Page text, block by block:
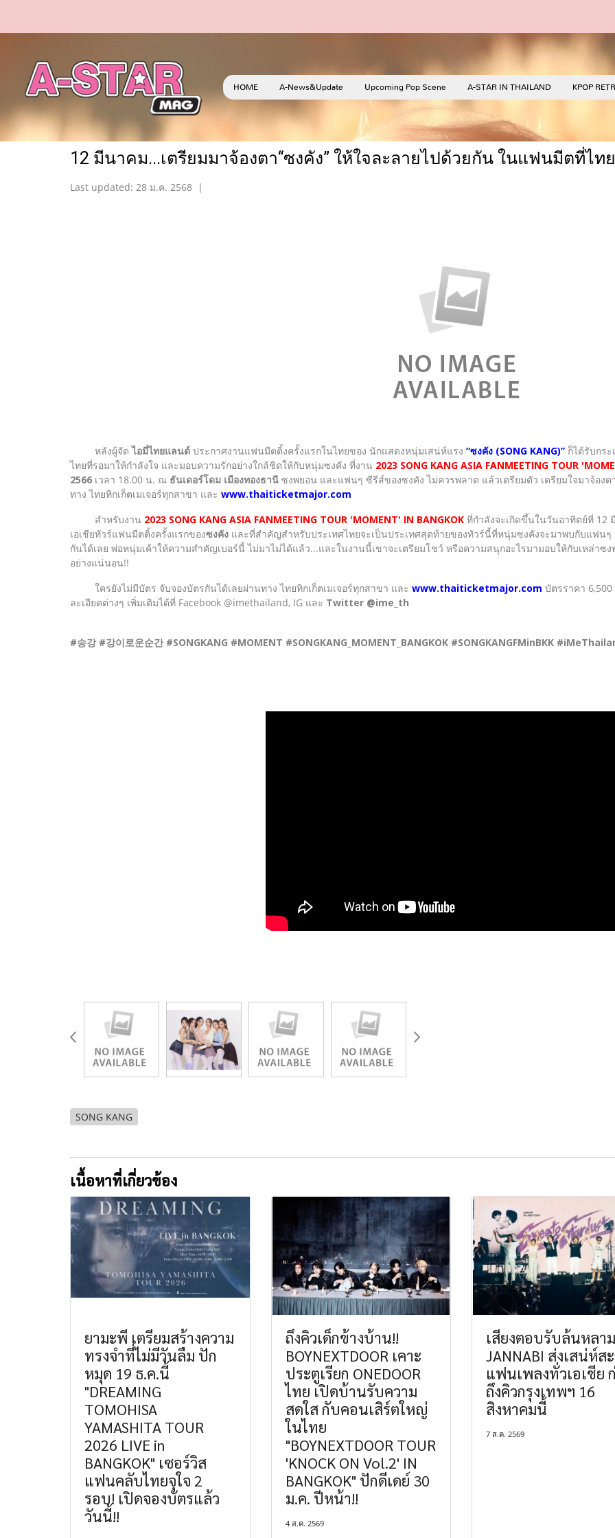
HOME A-News&Update Upcoming Pop Scene A-STAR IN THAILAND KPOP
12 มีนาคม...เตรียมมาจ้องตา“ซงคัง” ให้ใจละลายไปด้วยกัน ในแฟนมีตที่ไท
Last updated: 28 ม.ค. 2568 |
หลังผู้จัดไอมี่ไทยแลนด์ ประกาศงานแฟนมีตติ้งครั้งแรกในไทยของ นักแสดงหนุ่มเสน่ห์แรง “ซงคัง (SONG KANG)” ก็ได้รับกร
ไทยที่รอมาให้กำลังใจ และมอบความรักอย่างใกล้ชิดให้กับหนุ่มซงคัง ที่งาน 2023 SONG KANG ASIA FANMEETING TOUR
2566 เวลา 18.00 น. ณ ธันเดอร์โดม เมืองทองธานี ซงพยอน และแฟนๆ ซีรีส์ของซงคัง ไม่ควรพลาด แล้วเตรียมตัว เตรียมใจมาจ้อ
ทาง ไทยทิกเก็ตเมเจอร์ทุกสาขา และ www.thaiticketmajor.com
สำหรับงาน 2023 SONG KANG ASIA FANMEETING TOUR 'MOMENT' IN BANGKOK ที่กำลังจะเกิดขึ้นในวันอาทิตย์ที่
เอเชียทัวร์แฟนมีตติ้งครั้งแรกของซงคัง และที่สำคัญสำหรับประเทศไทยจะเป็นประเทศสุดท้ายของทัวร์นี้ที่หนุ่มซงคังจะมาพบกับแฟน
กันได้เลย พ่อหนุ่มเค้าให้ความสำคัญเบอร์นี้ ไม่มาไม่ได้แล้ว...และในงานนี้เขาจะเตรียมโชว์ หรือความสนุกอะไรมามอบให้กับเหล่าซ
อย่างแน่นอน!!
ใครยังไม่มีบัตร จับจองบัตรกันได้เลยผ่านทาง ไทยทิกเก็ตเมเจอร์ทุกสาขา และ www.thaiticketmajor.com บัตรราคา
ละเอียดต่างๆ เพิ่มเติมได้ที่ Facebook @imethailand, IG และ Twitter @ime_th
#송강 #강이로운순간 #SONGKANG #MOMENT #SONGKANG_MOMENT_BANGKOK #SONGKANGFMinBKK
SONG KANG
เนื้อหาที่เกี่ยวข้อง
ยามะพี เตรียมสร้างความ
ทรงจำที่ไม่มีวันลืม ปัก
หมุด 19 ธ.ค.นี้
"DREAMING
TOMOHISA
YAMASHITA TOUR
2026 LIVE in
BANGKOK" เซอร์วิส
แฟนคลับไทยจุใจ 2
รอบ! เปิดจองบัตรแล้ว
วันนี้!!
ถึงคิวเด็กข้างบ้าน!!
BOYNEXTDOOR เคาะ
ประตูเรียก ONEDOOR
ไทย เปิดบ้านรับความ
สดใส กับคอนเสิร์ตใหญ่
ในไทย
"BOYNEXTDOOR TOUR
'KNOCK ON Vol.2' IN
BANGKOK" ปักดีเดย์ 30
ม.ค. ปีหน้า!!
4 ส.ค. 2569
เสียงตอบรับล้นหลา
JANNABI ส่งเสน่ห์ส
แฟนเพลงทั่วเอเชีย
ถึงคิวกรุงเทพฯ 16
สิงหาคมนี้
7 ส.ค. 2569